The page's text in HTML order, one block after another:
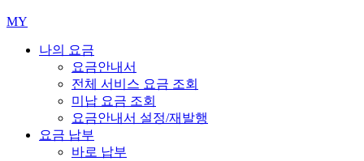
MY
나의 요금
요금안내서
전체 서비스 요금 조회
미납 요금 조회
요금안내서 설정/재발행
요금 납부
바로 납부